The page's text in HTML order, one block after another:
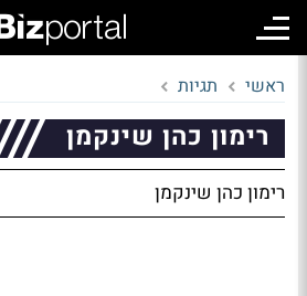
ראשי תגיות
רימון כהן שינקמן
רימון כהן שינקמן